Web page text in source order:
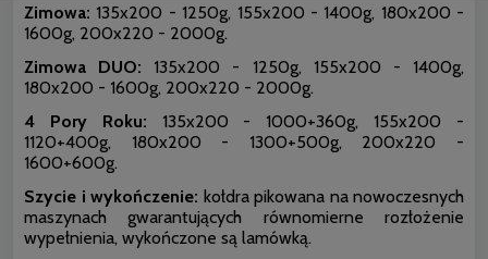
Zimowa: 135x200 - 1250g, 155x200 - 1400g, 180x200 -
1600g, 200x220 - 2000g.
Zimowa DUO: 135x200 - 1250g, 155x200 - 1400g,
180x200 - 1600g, 200x220 - 2000g.
4 Pory Roku: 135x200 - 1000+360g, 155x200 -
1120+400g, 180x200 - 1300+500g, 200x220 -
1600+600g.
Szycie i wykończenie: kołdra pikowana na nowoczesnych
maszynach gwarantujących równomierne rozłożenie
wypełnienia, wykończone są lamówką.